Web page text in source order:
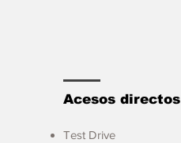
Acesos directos
Test Drive